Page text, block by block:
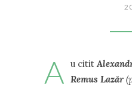
A u citit
Remus Lazăr